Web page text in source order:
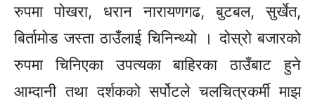
रुपमा पोखरा, धरान नारायणगढ, बुटबल, सुर्खेत,
बिर्तामोड जस्ता ठाउँलाई चिनिन्थ्यो । दोस्रो बजारको
रुपमा चिनिएका उपत्यका बाहिरका ठाउँबाट हुने
आम्दानी तथा दर्शकको सर्पोटले चलचित्रकर्मी माझ